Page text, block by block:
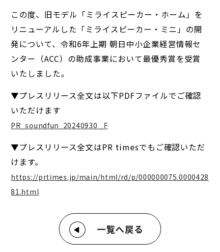
この度、旧モデル「ミライスピーカー・ホーム」を
リニューアルした「ミライスピーカー・ミニ」の開
発について、令和6年上期 朝日中小企業経営情報セ
ンター（ACC）の助成事業において最優秀賞を受賞
いたしました。
▼プレスリリース全文は以下PDFファイルでご確認
いただけます
PR_soundfun_20240930 _F
▼プレスリリース全文はPR timesでもご確認いただ
けます。
https://prtimes.jp/main/html/rd/p/000000075.0000428
81.html
一覧へ戻る